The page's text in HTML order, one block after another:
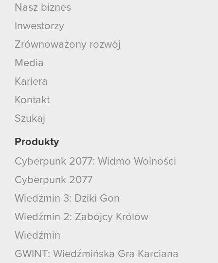
Nasz biznes
Inwestorzy
Zrównoważony rozwój
Media
Kariera
Kontakt
Szukaj
Produkty
Cyberpunk 2077: Widmo Wolności
Cyberpunk 2077
Wiedźmin 3: Dziki Gon
Wiedźmin 2: Zabójcy Królów
Wiedźmin
GWINT: Wiedźmińska Gra Karciana